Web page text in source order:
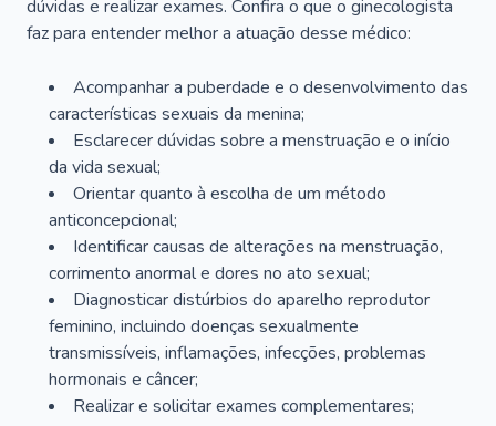
dúvidas e realizar exames. Confira o que o ginecologista
faz para entender melhor a atuação desse médico:
Acompanhar a puberdade e o desenvolvimento das
características sexuais da menina;
Esclarecer dúvidas sobre a menstruação e o início
da vida sexual;
Orientar quanto à escolha de um método
anticoncepcional;
Identificar causas de alterações na menstruação,
corrimento anormal e dores no ato sexual;
Diagnosticar distúrbios do aparelho reprodutor
feminino, incluindo doenças sexualmente
transmissíveis, inflamações, infecções, problemas
hormonais e câncer;
Realizar e solicitar exames complementares;